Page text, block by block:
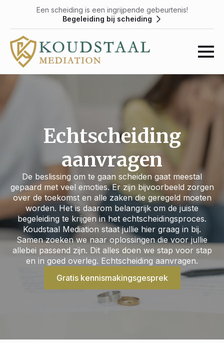
Een scheiding is een ingrijpende gebeurtenis!
Begeleiding bij scheiding
Echtscheiding
aanvragen
De beslissing om te gaan scheiden gaat meestal
gepaard met veel emoties. Er zijn bijvoorbeeld zorgen
over de toekomst en alle zaken die geregeld moeten
worden. Het is daarom belangrijk om de juiste
begeleiding te krijgen in het echtscheidingsproces.
Koudstaal Mediation staat jullie hier graag in bij.
Samen zoeken we naar oplossingen die voor jullie
allebei passend zijn. Dit alles doen we stap voor stap
en in goed overleg. Echtscheiding aanvragen.
Gratis kennismakingsgesprek